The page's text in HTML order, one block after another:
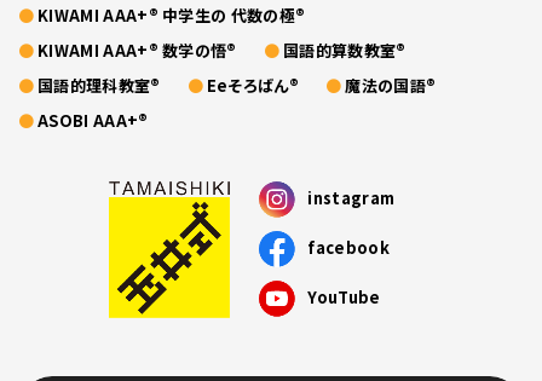
KIWAMI AAA+® 中学生の 代数の極®
KIWAMI AAA+® 数学の悟®
国語的算数教室®
国語的理科教室®
Eeそろばん®
魔法の国語®
ASOBI AAA+®
instagram
facebook
YouTube